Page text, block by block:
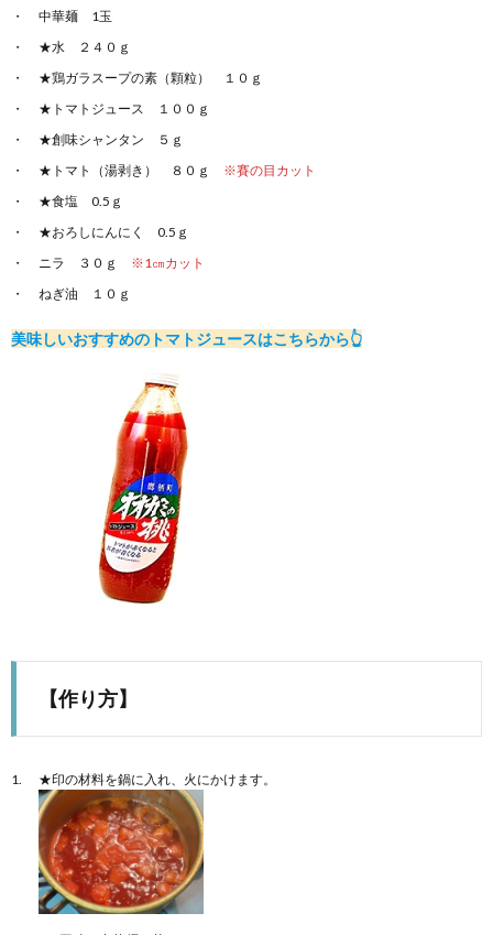
中華麺 1玉
★水 ２４０ｇ
★鶏ガラスープの素（顆粒） １０ｇ
★トマトジュース １００ｇ
★創味シャンタン ５ｇ
★トマト（湯剥き） ８０ｇ ※賽の目カット
★食塩 0.5ｇ
★おろしにんにく 0.5ｇ
ニラ ３０ｇ ※1㎝カット
ねぎ油 １０ｇ
美味しいおすすめのトマトジュースはこちらから👆
【作り方】
★印の材料を鍋に入れ、火にかけます。